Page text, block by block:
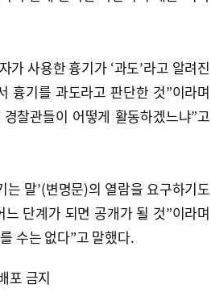
사용한 흉기가 ‘과도’라고 알려진
흉기를 과도라고 판단한 것”이라며
찰관들이 어떻게 활동하겠느냐”고
말’(변명문)의 열람을 요구하기도
단계가 되면 공개가 될 것”이라며
수는 없다”고 말했다.
포 금지